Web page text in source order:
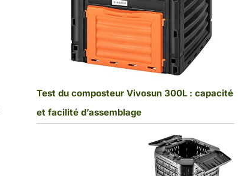
Test du composteur Vivosun 300L : capacité
et facilité d’assemblage